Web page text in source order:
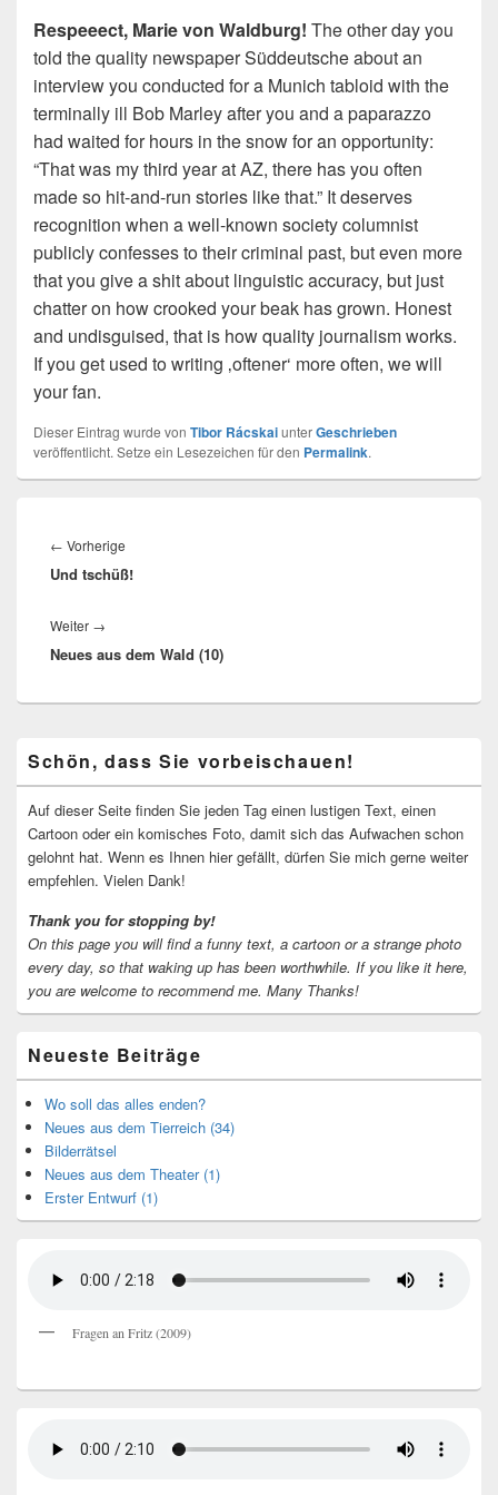
Respeeect, Marie von Waldburg! The other day you
told the quality newspaper Süddeutsche about an
interview you conducted for a Munich tabloid with the
terminally ill Bob Marley after you and a paparazzo
had waited for hours in the snow for an opportunity:
“That was my third year at AZ, there has you often
made so hit-and-run stories like that.” It deserves
recognition when a well-known society columnist
publicly confesses to their criminal past, but even more
that you give a shit about linguistic accuracy, but just
chatter on how crooked your beak has grown. Honest
and undisguised, that is how quality journalism works.
If you get used to writing ‚oftener‘ more often, we will
your fan.
Dieser Eintrag wurde von Tibor RácskaiunterGeschrieben
veröffentlicht. Setze ein Lesezeichen für den Permalink.
← Vorherige
Beitrag:
Und tschüß!
Weiter →
Beitrag:
Neues aus dem Wald (10)
Seitenleisten-
Widgetbereich
Schön, dass Sie vorbeischauen!
Auf dieser Seite finden Sie jeden Tag einen lustigen Text, einen
Cartoon oder ein komisches Foto, damit sich das Aufwachen schon
gelohnt hat. Wenn es Ihnen hier gefällt, dürfen Sie mich gerne weiter
empfehlen. Vielen Dank!
Thank you for stopping by!
On this page you will find a funny text, a cartoon or a strange photo
every day, so that waking up has been worthwhile. If you like it here,
you are welcome to recommend me. Many Thanks!
Neueste Beiträge
Wo soll das alles enden?
Neues aus dem Tierreich (34)
Bilderrätsel
Neues aus dem Theater (1)
Erster Entwurf (1)
Fragen an Fritz (2009)